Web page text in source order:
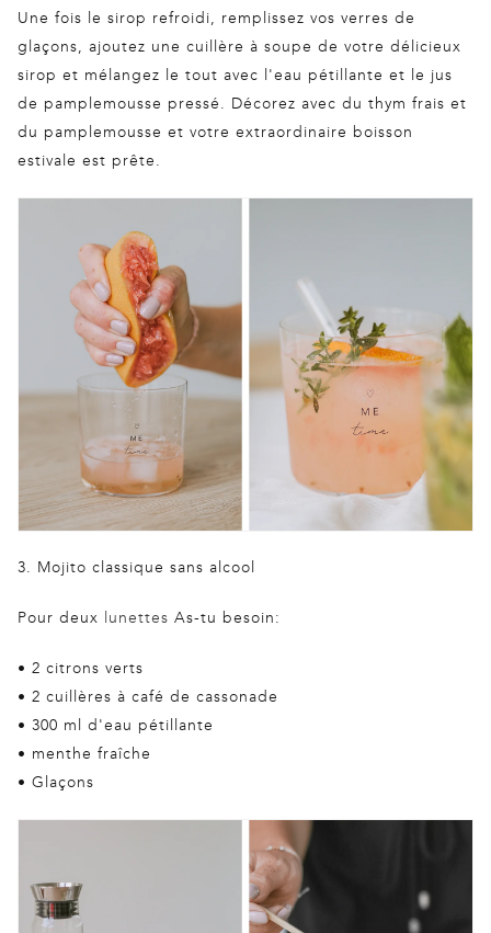
Une fois le sirop refroidi, remplissez vos verres de
glaçons, ajoutez une cuillère à soupe de votre délicieux
sirop et mélangez le tout avec l'eau pétillante et le jus
de pamplemousse pressé. Décorez avec du thym frais et
du pamplemousse et votre extraordinaire boisson
estivale est prête.
3. Mojito classique sans alcool
Pour deux lunettes As-tu besoin:
• 2 citrons verts
• 2 cuillères à café de cassonade
• 300 ml d'eau pétillante
• menthe fraîche
• Glaçons